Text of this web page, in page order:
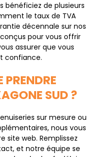
bénéficiez de plusieurs
le taux de TVA
décennale sur nos
pour vous offrir
assurer que vous
confiance.
SUD ?
sur mesure ou
nous vous
site web. Remplissez
et notre équipe se